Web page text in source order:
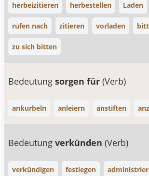
herbeizitieren herbestellen Laden
rufen nach zitieren vorladen
zu sich bitten
Bedeutungsorgen für(Verb)
ankurbeln anleiern anstiften
Bedeutungverkünden(Verb)
verkündigen festlegen